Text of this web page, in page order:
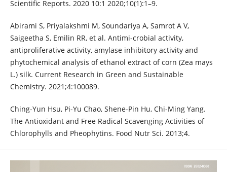
Scientific Reports. 2020 10:1 2020;10(1):1–9.
Abirami S, Priyalakshmi M, Soundariya A, Samrot A V,
Saigeetha S, Emilin RR, et al. Antimi-crobial activity,
antiproliferative activity, amylase inhibitory activity and
phytochemical analysis of ethanol extract of corn (Zea mays
L.) silk. Current Research in Green and Sustainable
Chemistry. 2021;4:100089.
Ching-Yun Hsu, Pi-Yu Chao, Shene-Pin Hu, Chi-Ming Yang.
The Antioxidant and Free Radical Scavenging Activities of
Chlorophylls and Pheophytins. Food Nutr Sci. 2013;4.